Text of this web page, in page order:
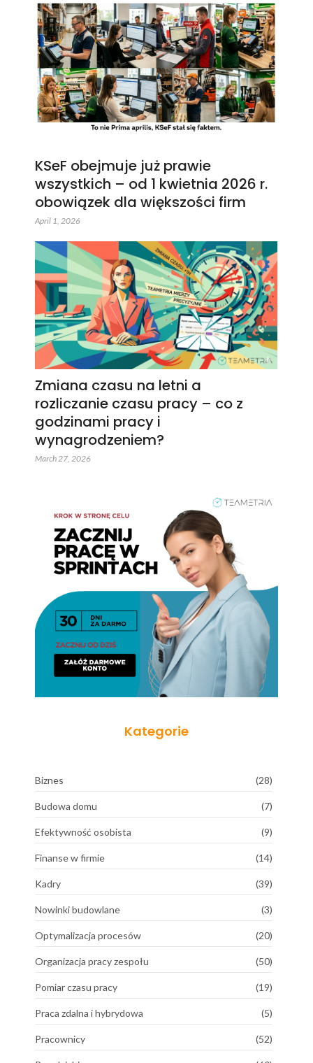
KSeF obejmuje już prawie
wszystkich – od 1 kwietnia 2026 r.
obowiązek dla większości firm
April 1, 2026
Zmiana czasu na letni a
rozliczanie czasu pracy – co z
godzinami pracy i
wynagrodzeniem?
March 27, 2026
Kategorie
Biznes (28)
Budowa domu (7)
Efektywność osobista (9)
Finanse w firmie (14)
Kadry (39)
Nowinki budowlane (3)
Optymalizacja procesów (20)
Organizacja pracy zespołu (50)
Pomiar czasu pracy (19)
Praca zdalna i hybrydowa (5)
Pracownicy (52)